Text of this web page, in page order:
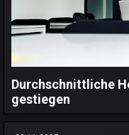
Durchschnittliche
gestiegen